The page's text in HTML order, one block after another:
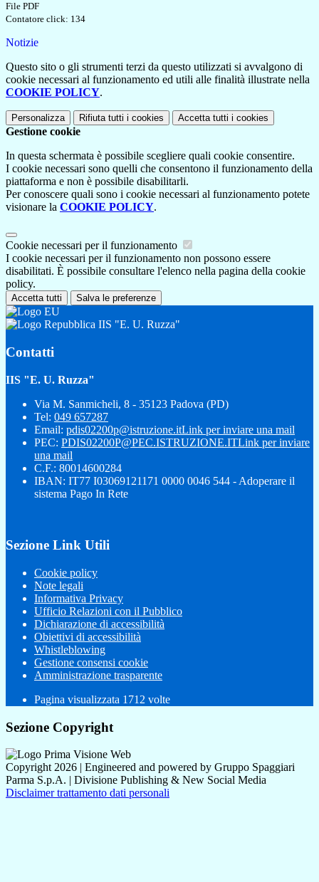
File PDF
Contatore click: 134
Notizie
Questo sito o gli strumenti terzi da questo utilizzati si avvalgono di
cookie necessari al funzionamento ed utili alle finalità illustrate nella
COOKIE POLICY.
Personalizza Rifiuta tutti i cookies Accetta tutti i cookies
Gestione cookie
In questa schermata è possibile scegliere quali cookie consentire.
I cookie necessari sono quelli che consentono il funzionamento della
piattaforma e non è possibile disabilitarli.
Per conoscere quali sono i cookie necessari al funzionamento potete
visionare la COOKIE POLICY.
Cookie necessari per il funzionamento
I cookie necessari per il funzionamento non possono essere
disabilitati. È possibile consultare l'elenco nella pagina della cookie
policy.
Accetta tutti Salva le preferenze
IIS "E. U. Ruzza"
Contatti
IIS "E. U. Ruzza"
Via M. Sanmicheli, 8 - 35123 Padova (PD)
Tel: 049 657287
Email: pdis02200p@istruzione.itLink per inviare una mail
PEC: PDIS02200P@PEC.ISTRUZIONE.ITLink per inviare
una mail
C.F.: 80014600284
IBAN: IT77 I03069121171 0000 0046 544 - Adoperare il
sistema Pago In Rete
Sezione Link Utili
Cookie policy
Note legali
Informativa Privacy
Ufficio Relazioni con il Pubblico
Dichiarazione di accessibilità
Obiettivi di accessibilità
Whistleblowing
Gestione consensi cookie
Amministrazione trasparente
Pagina visualizzata 1712 volte
Sezione Copyright
Copyright 2026 | Engineered and powered by Gruppo Spaggiari
Parma S.p.A. | Divisione Publishing & New Social Media
Disclaimer trattamento dati personali